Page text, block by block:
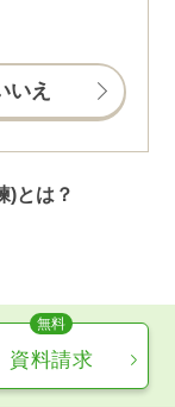
いえ
)とは？
資料請求